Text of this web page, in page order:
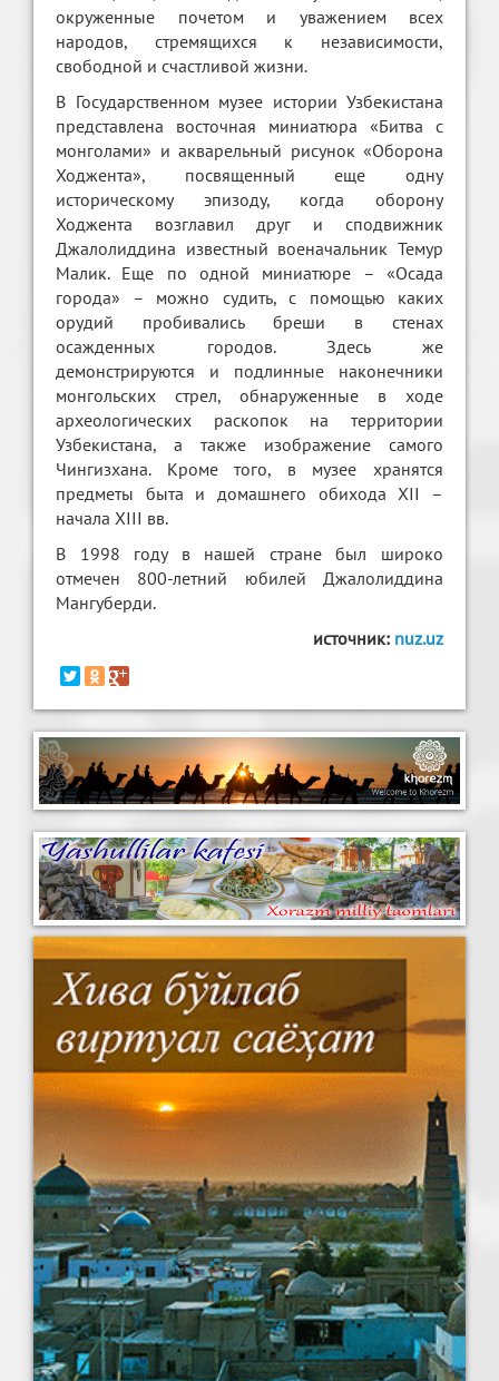
окруженные почетом и уважением всех
народов, стремящихся к независимости,
свободной и счастливой жизни.
В Государственном музее истории Узбекистана
представлена восточная миниатюра «Битва с
монголами» и акварельный рисунок «Оборона
Ходжента», посвященный еще одну
историческому эпизоду, когда оборону
Ходжента возглавил друг и сподвижник
Джалолиддина известный военачальник Темур
Малик. Еще по одной миниатюре – «Осада
города» – можно судить, с помощью каких
орудий пробивались бреши в стенах
осажденных городов. Здесь же
демонстрируются и подлинные наконечники
монгольских стрел, обнаруженные в ходе
археологических раскопок на территории
Узбекистана, а также изображение самого
Чингизхана. Кроме того, в музее хранятся
предметы быта и домашнего обихода XII –
начала XIII вв.
В 1998 году в нашей стране был широко
отмечен 800-летний юбилей Джалолиддина
Мангуберди.
источник: nuz.uz